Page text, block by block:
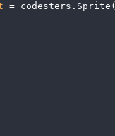
=· codesters . Sprite(